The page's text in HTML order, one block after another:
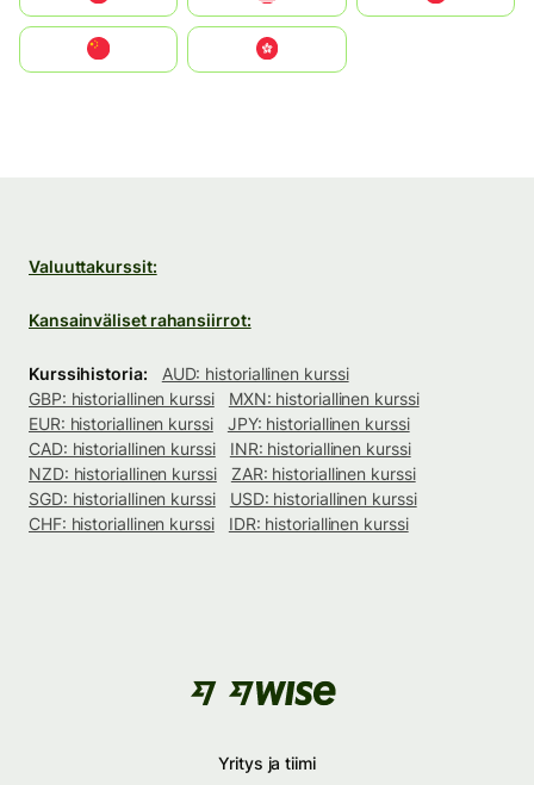
中國香港特別行政區
Valuuttakurssit:
Kansainväliset rahansiirrot:
Kurssihistoria:
AUD: historiallinen kurssi
GBP: historiallinen kurssi
MXN: historiallinen kurssi
EUR: historiallinen kurssi
JPY: historiallinen kurssi
CAD: historiallinen kurssi
INR: historiallinen kurssi
NZD: historiallinen kurssi
ZAR: historiallinen kurssi
SGD: historiallinen kurssi
USD: historiallinen kurssi
CHF: historiallinen kurssi
IDR: historiallinen kurssi
Yritys ja tiimi